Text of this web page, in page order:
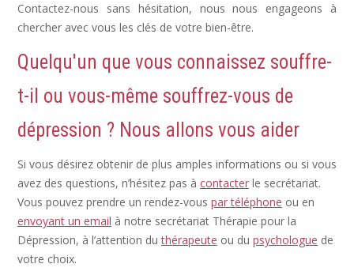
Contactez-nous sans hésitation, nous nous engageons à
chercher avec vous les clés de votre bien-être.
Quelqu'un que vous connaissez souffre-
t-il ou vous-même souffrez-vous de
dépression ? Nous allons vous aider
Si vous désirez obtenir de plus amples informations ou si vous
avez des questions, n’hésitez pas à contacter le secrétariat.
Vous pouvez prendre un rendez-vous par téléphone ou en
envoyant un email à notre secrétariat Thérapie pour la
Dépression, à l’attention duthérapeute ou du psychologue de
votre choix.